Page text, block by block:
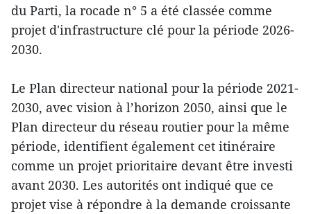
du Parti, la rocade n° 5 a été classée comme
projet d'infrastructure clé pour la période 2026-
2030.
Le Plan directeur national pour la période 2021-
2030, avec vision à l’horizon 2050, ainsi que le
Plan directeur du réseau routier pour la même
période, identifient également cet itinéraire
comme un projet prioritaire devant être investi
avant 2030. Les autorités ont indiqué que ce
projet vise à répondre à la demande croissante